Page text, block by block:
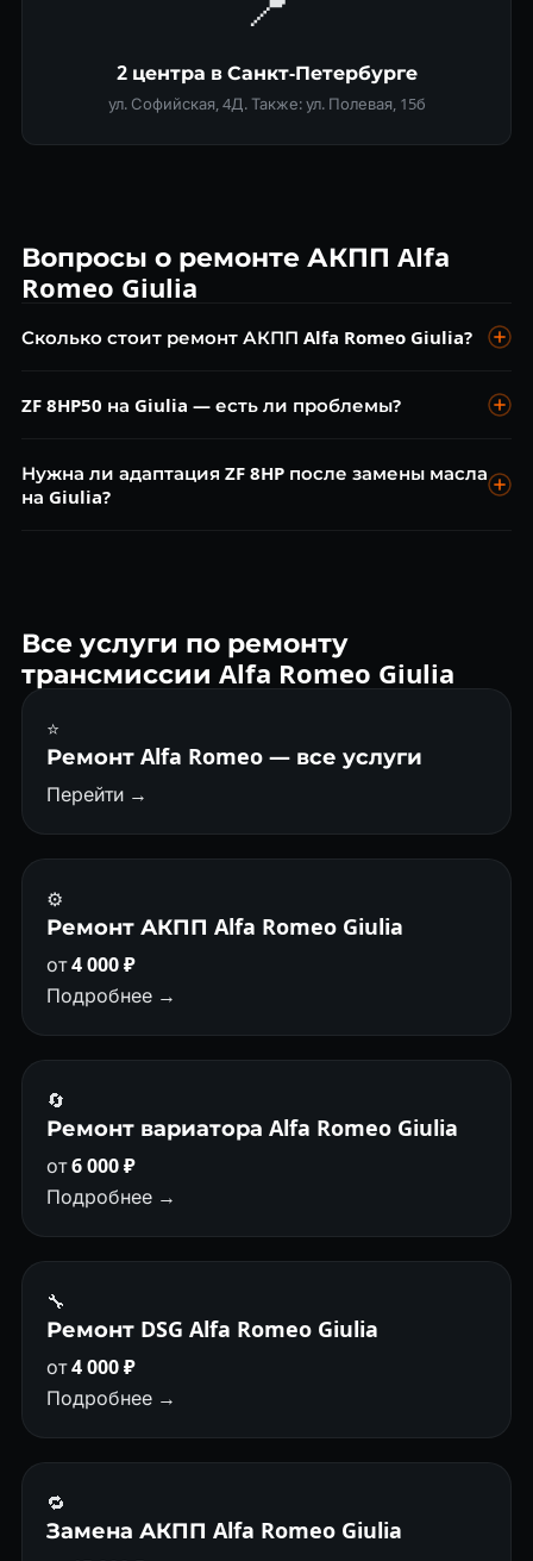
2 центра в Санкт-Петербурге
ул. Софийская, 4Д. Также: ул. Полевая, 15б
Вопросы о ремонте АКПП Alfa
Romeo Giulia
Сколько стоит ремонт АКПП Alfa Romeo Giulia?
от 8 000 ₽. Ремонт мехатроника ZF 8HP от 20 000 ₽.
ZF 8HP50 на Giulia — есть ли проблемы?
встречается повышенная чувствительность к качеству
масла из-за высоких нагрузок. Замена ZF Lifeguard 8
Нужна ли адаптация ZF 8HP после замены масла
на Giulia?
Все услуги по ремонту
трансмиссии Alfa Romeo Giulia
⭐
Ремонт Alfa Romeo — все услуги
Перейти →
⚙️
Ремонт АКПП Alfa Romeo Giulia
от4 000 ₽
Подробнее →
🔄
Ремонт вариатора Alfa Romeo Giulia
от6 000 ₽
Подробнее →
🔧
Ремонт DSG Alfa Romeo Giulia
от4 000 ₽
Подробнее →
🔁
Замена АКПП Alfa Romeo Giulia